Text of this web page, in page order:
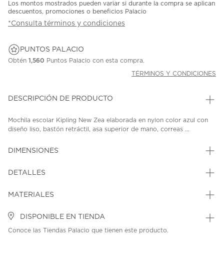
Los montos mostrados pueden variar si durante la compra se aplican
descuentos, promociones o beneficios Palacio
*Consulta términos y condiciones
PUNTOS PALACIO
Obtén 1,560 Puntos Palacio con esta compra.
TÉRMINOS Y CONDICIONES
DESCRIPCIÓN DE PRODUCTO
Mochila escolar Kipling New Zea elaborada en nylon color azul con
diseño liso, bastón retráctil, asa superior de mano, correas ...
DIMENSIONES
DETALLES
MATERIALES
DISPONIBLE EN TIENDA
Conoce las Tiendas Palacio que tienen este producto.